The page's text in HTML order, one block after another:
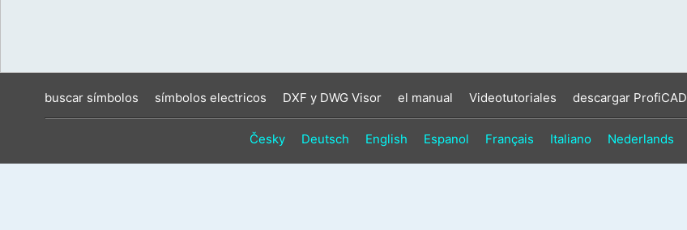
buscar símbolos símbolos electricos DXF y DWG Visor el manual Videotutoriales descargar ProfiCAD
Česky Deutsch English Espanol Français Italiano Nederlands